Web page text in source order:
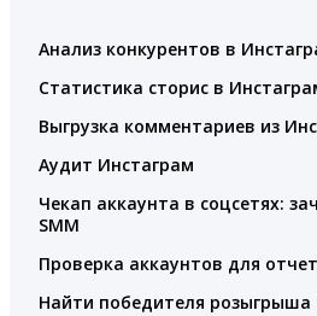
Анализ конкурентов в
Статистика сторис в
Выгрузка комментариев из
Аудит Инстаграм
Чекап аккаунта в соцсетях:
SMM
Проверка аккаунтов для
Найти победителя розыгрыша